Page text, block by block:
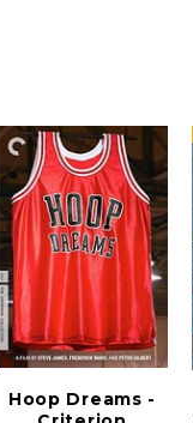
Hoop Dreams -